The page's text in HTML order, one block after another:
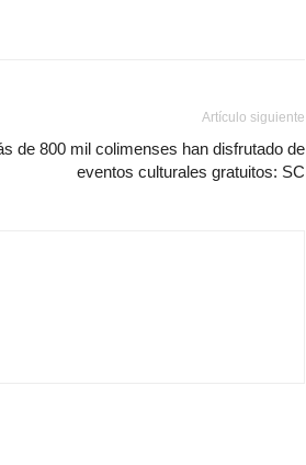
Artículo siguiente
de 800 mil colimenses han disfrutado de
eventos culturales gratuitos: SC